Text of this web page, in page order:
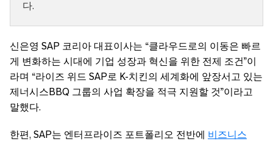
다.
신은영 SAP 코리아 대표이사는 “클라우드로의 이동은 빠르
게 변화하는 시대에 기업 성장과 혁신을 위한 전제 조건”이
라며 “라이즈 위드 SAP로 K-치킨의 세계화에 앞장서고 있는
제너시스BBQ 그룹의 사업 확장을 적극 지원할 것”이라고
말했다.
한편, SAP는 엔터프라이즈 포트폴리오 전반에 비즈니스